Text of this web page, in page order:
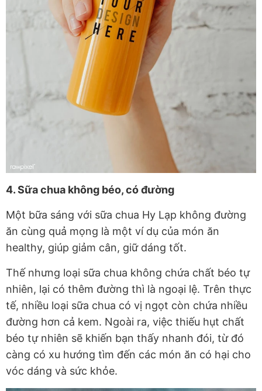
4. Sữa chua không béo, có đường
Một bữa sáng với sữa chua Hy Lạp không đường
ăn cùng quả mọng là một ví dụ của món ăn
healthy, giúp giảm cân, giữ dáng tốt.
Thế nhưng loại sữa chua không chứa chất béo tự
nhiên, lại có thêm đường thì là ngoại lệ. Trên thực
tế, nhiều loại sữa chua có vị ngọt còn chứa nhiều
đường hơn cả kem. Ngoài ra, việc thiếu hụt chất
béo tự nhiên sẽ khiến bạn thấy nhanh đói, từ đó
càng có xu hướng tìm đến các món ăn có hại cho
vóc dáng và sức khỏe.